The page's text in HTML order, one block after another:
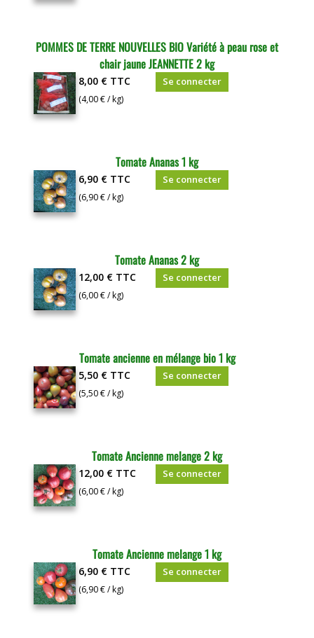
POMMES DE TERRE NOUVELLES BIO Variété à peau rose et
chair jaune JEANNETTE 2 kg
8,00 € TTC
(4,00 € / kg)
Se connecter
Tomate Ananas 1 kg
6,90 € TTC
(6,90 € / kg)
Se connecter
Tomate Ananas 2 kg
12,00 € TTC
(6,00 € / kg)
Se connecter
Tomate ancienne en mélange bio 1 kg
5,50 € TTC
(5,50 € / kg)
Se connecter
Tomate Ancienne melange 2 kg
12,00 € TTC
(6,00 € / kg)
Se connecter
Tomate Ancienne melange 1 kg
6,90 € TTC
(6,90 € / kg)
Se connecter